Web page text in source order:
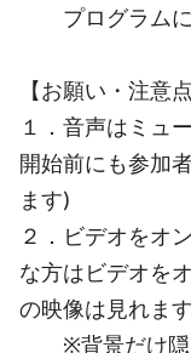
プログラムに
【お願い・注意点
１．音声はミュ
開始前にも参加
ます)
２．ビデオをオ
な方はビデオを
の映像は見れま
※背景だけ隠